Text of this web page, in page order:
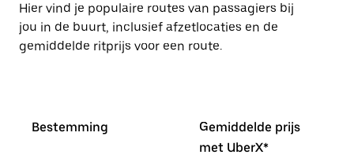
agenda
te
sluiten.
Hier vind je populaire routes van passagiers bij
jou in de buurt, inclusief afzetlocaties en de
gemiddelde ritprijs voor een route.
Bestemming
Gemiddelde prijs
met UberX*